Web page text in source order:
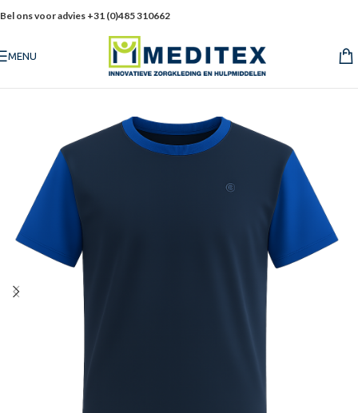
Bel ons voor advies +31 (0)485 310662
MENU